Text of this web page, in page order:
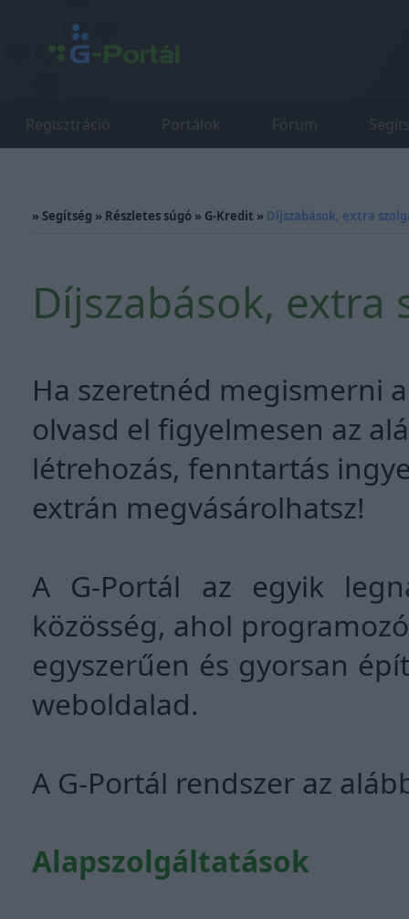
Regisztráció Portálok Fórum
» Segítség » Részletes súgó » G-Kredit » Díjszabások, extra
Díjszabások, extra
Ha szeretnéd megismerni
olvasd el figyelmesen az
létrehozás, fenntartás
extrán megvásárolhatsz!
A G-Portál az egyik
közösség, ahol
egyszerűen és gyorsan
weboldalad.
A G-Portál rendszer az
Alapszolgáltatások